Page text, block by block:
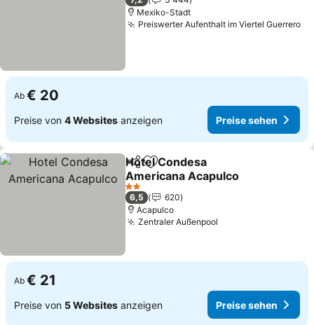
Mexiko-Stadt
Preiswerter Aufenthalt im Viertel Guerrero
Ab € 20
Preise von 4 Websites anzeigen Preise sehen
TeilenZu Favoriten hinzufügen
Hotel Condesa
Americana Acapulco
2 Sterne
6,5
620
Acapulco
Zentraler Außenpool
Ab € 21
Preise von 5 Websites anzeigen Preise sehen